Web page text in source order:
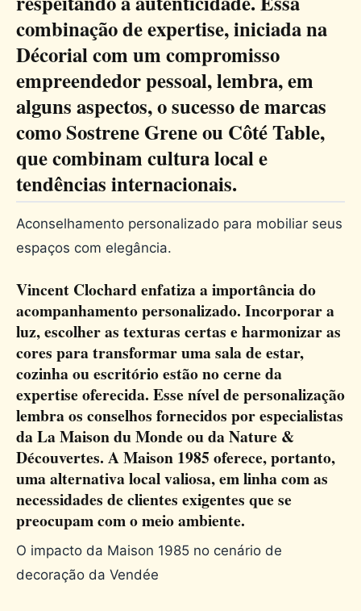
combinação de expertise, iniciada na
Décorial com um compromisso
empreendedor pessoal, lembra, em
alguns aspectos, o sucesso de marcas
como Sostrene Grene ou Côté Table,
que combinam cultura local e
tendências internacionais.
Aconselhamento personalizado para mobiliar seus
espaços com elegância.
Vincent Clochard enfatiza a importância do
acompanhamento personalizado. Incorporar a
luz, escolher as texturas certas e harmonizar as
cores para transformar uma sala de estar,
cozinha ou escritório estão no cerne da
expertise oferecida. Esse nível de personalização
lembra os conselhos fornecidos por especialistas
da La Maison du Monde ou da Nature &
Découvertes. A Maison 1985 oferece, portanto,
uma alternativa local valiosa, em linha com as
necessidades de clientes exigentes que se
preocupam com o meio ambiente.
O impacto da Maison 1985 no cenário de
decoração da Vendée